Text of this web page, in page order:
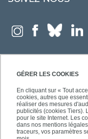
GÉRER LES COOKIES
En cliquant sur « Tout
cookies, autres que
réaliser des mesures
publicités (cookies Tiers).
pour le site Internet. Les
dans nos mentions
traceurs, vos paramètres